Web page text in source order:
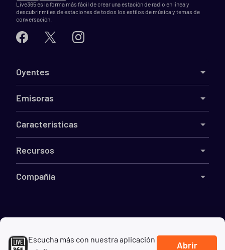
Escucha más con nuestra aplicación
Abrir
Live365 es la forma más fácil de crear una estación de radio en línea y
descubrir miles de estaciones de todos los estilos de música y temas de
conversación.
Oyentes
Emisoras
Características
Recursos
Compañía
TérminosDMCAPrivacidad CookiesNo vender mi información